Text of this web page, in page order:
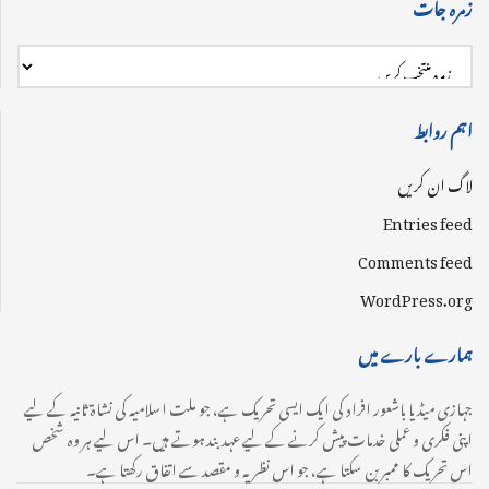
اہم روابط
لاگ ان کریں
Entries feed
Comments feed
WordPress.org
ہمارے بارے میں
جہازی میڈیا باشعور افراد کی ایک ایسی تحریک ہے، جو ملت اسلامیہ کی نشاۃ ثانیہ کے لیے
اپنی فکری و عملی خدمات پیش کرنے کے لیے عہدبند ہوتے ہیں۔ اس لیے ہر وہ شخص
اس تحریک کا ممبر بن سکتا ہے، جو اس نظریہ و مقصد سے اتفاق رکھتا ہے۔